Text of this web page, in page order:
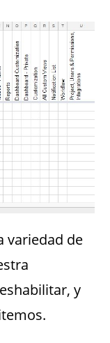
variedad de
y